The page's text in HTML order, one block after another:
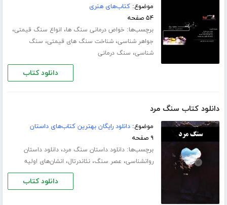
موضوع:کتاب‌های هنری
۵۴ صفحه
برچسب‌ها: خواص درمانی سنگ ها، انواع سنگ قیمتی،
جواهر شناسی،شناخت سنگ های قیمتی، سنگ
شناسی، سنگ درمانی
دانلود کتاب
دانلود کتاب سنگ مرد
موضوع:دانلود رایگان بهترین کتاب‌های داستان
۹ صفحه
برچسب‌ها:دانلود داستان سنگ مرد،دانلود داستان
روانشناسی، عصر سنگ،نئاندرتال، انشان‌های اولیه
دانلود کتاب